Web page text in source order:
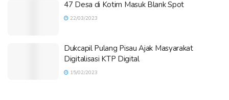
47 Desa di Kotim Masuk Blank Spot
22/03/2023
Dukcapil Pulang Pisau Ajak Masyarakat
Digitalisasi KTP Digital
15/02/2023